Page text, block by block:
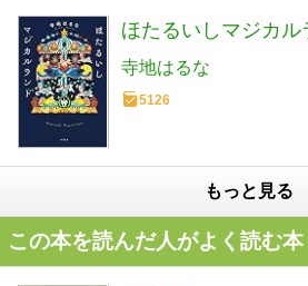
ほたるいしマジカル
寺地はるな
5126
もっと見る
この本を読んだ人がよく読む本